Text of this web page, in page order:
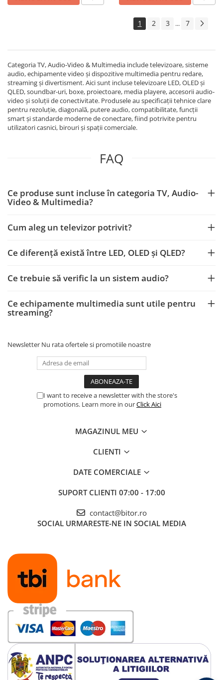
1 2 3 ... 7
Categoria TV, Audio-Video & Multimedia include televizoare, sisteme
audio, echipamente video și dispozitive multimedia pentru redare,
streaming și divertisment. Aici sunt incluse televizoare LED, OLED și
QLED, soundbar-uri, boxe, proiectoare, media playere, accesorii audio-
video și soluții de conectivitate. Produsele au specificații tehnice clare
pentru rezoluție, diagonală, putere audio, compatibilitate, funcții
smart și standarde moderne de conectare, fiind potrivite pentru
utilizatori casnici, birouri și spații comerciale.
FAQ
Ce produse sunt incluse în categoria TV, Audio-
Video & Multimedia?
Cum aleg un televizor potrivit?
Ce diferență există între LED, OLED și QLED?
Ce trebuie să verific la un sistem audio?
Ce echipamente multimedia sunt utile pentru
streaming?
Newsletter Nu rata ofertele si promotiile noastre
I want to receive a newsletter with the store's
promotions. Learn more in ourClick Aici
MAGAZINUL MEU
CLIENTI
DATE COMERCIALE
SUPORT CLIENTI 07:00 - 17:00
contact@bitor.ro
SOCIAL URMARESTE-NE IN SOCIAL MEDIA